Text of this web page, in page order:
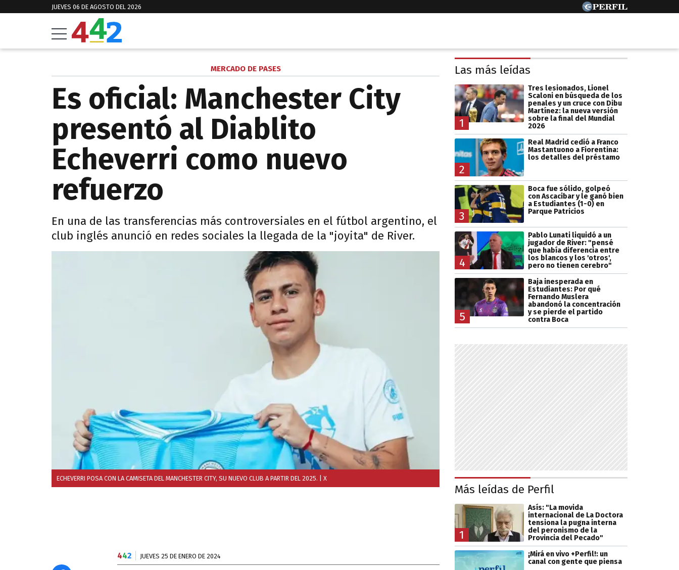
JUEVES 06 DE AGOSTO DEL 2026
MERCADO DE PASES
Es oficial: Manchester City
presentó al Diablito
Echeverri como nuevo
refuerzo
En una de las transferencias más controversiales en el fútbol argentino, el
club inglés anunció en redes sociales la llegada de la "joyita" de River.
ECHEVERRI POSA CON LA CAMISETA DEL MANCHESTER CITY, SU NUEVO CLUB A PARTIR DEL 2025. | X
442 JUEVES 25 DE ENERO DE 2024
Las más leídas
1
Tres lesionados, Lionel
Scaloni en búsqueda de los
penales y un cruce con Dibu
Martínez: la nueva versión
sobre la final del Mundial
2026
2
Real Madrid cedió a Franco
Mastantuono a Fiorentina:
los detalles del préstamo
3
Boca fue sólido, golpeó
con Ascacibar y le ganó bien
a Estudiantes (1-0) en
Parque Patricios
4
Pablo Lunati liquidó a un
jugador de River: "pensé
que había diferencia entre
los blancos y los 'otros',
pero no tienen cerebro"
5
Baja inesperada en
Estudiantes: Por qué
Fernando Muslera
abandonó la concentración
y se pierde el partido
contra Boca
Más leídas de Perfil
1
Asís: "La movida
internacional de La Doctora
tensiona la pugna interna
del peronismo de la
Provincia del Pecado"
¡Mirá en vivo +Perfil!: un
canal con gente que piensa